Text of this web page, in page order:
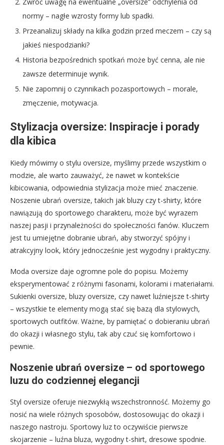
normy – nagłe wzrosty formy lub spadki.
Przeanalizuj składy na kilka godzin przed meczem – czy są
jakieś niespodzianki?
Historia bezpośrednich spotkań może być cenna, ale nie
zawsze determinuje wynik.
Nie zapomnij o czynnikach pozasportowych – morale,
zmęczenie, motywacja.
Stylizacja oversize: Inspiracje i porady
dla kibica
Kiedy mówimy o stylu oversize, myślimy przede wszystkim o
modzie, ale warto zauważyć, że nawet w kontekście
kibicowania, odpowiednia stylizacja może mieć znaczenie.
Noszenie ubrań oversize, takich jak bluzy czy t-shirty, które
nawiązują do sportowego charakteru, może być wyrazem
naszej pasji i przynależności do społeczności fanów. Kluczem
jest tu umiejętne dobranie ubrań, aby stworzyć spójny i
atrakcyjny look, który jednocześnie jest wygodny i praktyczny.
Moda oversize daje ogromne pole do popisu. Możemy
eksperymentować z różnymi fasonami, kolorami i materiałami.
Sukienki oversize, bluzy oversize, czy nawet luźniejsze t-shirty
– wszystkie te elementy mogą stać się bazą dla stylowych,
sportowych outfitów. Ważne, by pamiętać o dobieraniu ubrań
do okazji i własnego stylu, tak aby czuć się komfortowo i
pewnie.
Noszenie ubrań oversize – od sportowego
luzu do codziennej elegancji
Styl oversize oferuje niezwykłą wszechstronność. Możemy go
nosić na wiele różnych sposobów, dostosowując do okazji i
naszego nastroju. Sportowy luz to oczywiście pierwsze
skojarzenie – luźna bluza, wygodny t-shirt, dresowe spodnie.